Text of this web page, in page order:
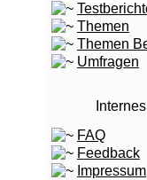
Themen
Themen
Umfragen
Internes
FAQ
Feedback
Impressum